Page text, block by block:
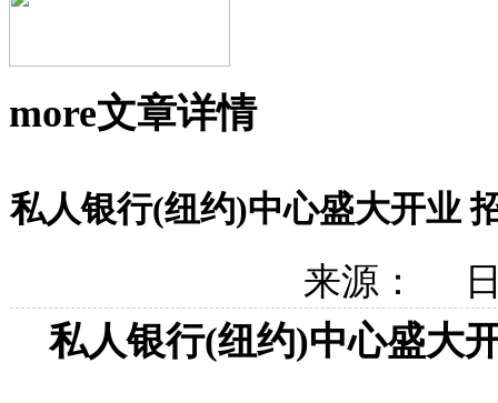
more文章详情
私人银行(纽约)中心盛大开业
来源： 日
私人银行(纽约)中心盛大